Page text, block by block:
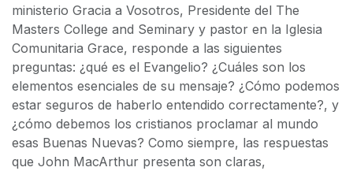
ministerio Gracia a Vosotros, Presidente del The
Masters College and Seminary y pastor en la Iglesia
Comunitaria Grace, responde a las siguientes
preguntas: ¿qué es el Evangelio? ¿Cuáles son los
elementos esenciales de su mensaje? ¿Cómo podemos
estar seguros de haberlo entendido correctamente?, y
¿cómo debemos los cristianos proclamar al mundo
esas Buenas Nuevas? Como siempre, las respuestas
que John MacArthur presenta son claras,